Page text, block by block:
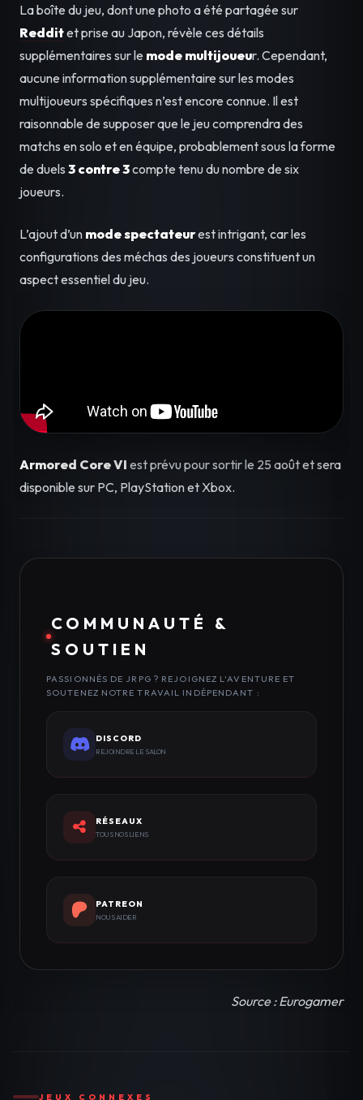
La boîte du jeu, dont une photo a été partagée sur
Redditet prise au Japon, révèle ces détails
supplémentaires sur le mode multijoueur. Cependant,
aucune information supplémentaire sur les modes
multijoueurs spécifiques n’est encore connue. Il est
raisonnable de supposer que le jeu comprendra des
matchs en solo et en équipe, probablement sous la forme
de duels 3 contre 3compte tenu du nombre de six
joueurs.
L’ajout d’un mode spectateurest intrigant, car les
configurations des méchas des joueurs constituent un
aspect essentiel du jeu.
Armored Core VI est prévu pour sortir le 25 août et sera
disponible sur PC, PlayStation et Xbox.
COMMUNAUTÉ &
SOUTIEN
PASSIONNÉS DE JRPG ? REJOIGNEZ L'AVENTURE ET
SOUTENEZ NOTRE TRAVAIL INDÉPENDANT :
DISCORD
REJOINDRE LE SALON
RÉSEAUX
TOUS NOS LIENS
PATREON
NOUS AIDER
Source : Eurogamer
JEUX CONNEXES